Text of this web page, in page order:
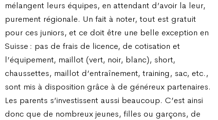
mélangent leurs équipes, en attendant d’avoir la leur,
purement régionale. Un fait à noter, tout est gratuit
pour ces juniors, et ce doit être une belle exception en
Suisse : pas de frais de licence, de cotisation et
l’équipement, maillot (vert, noir, blanc), short,
chaussettes, maillot d’entraînement, training, sac, etc.,
sont mis à disposition grâce à de généreux partenaires.
Les parents s’investissent aussi beaucoup. C’est ainsi
donc que de nombreux jeunes, filles ou garçons, de